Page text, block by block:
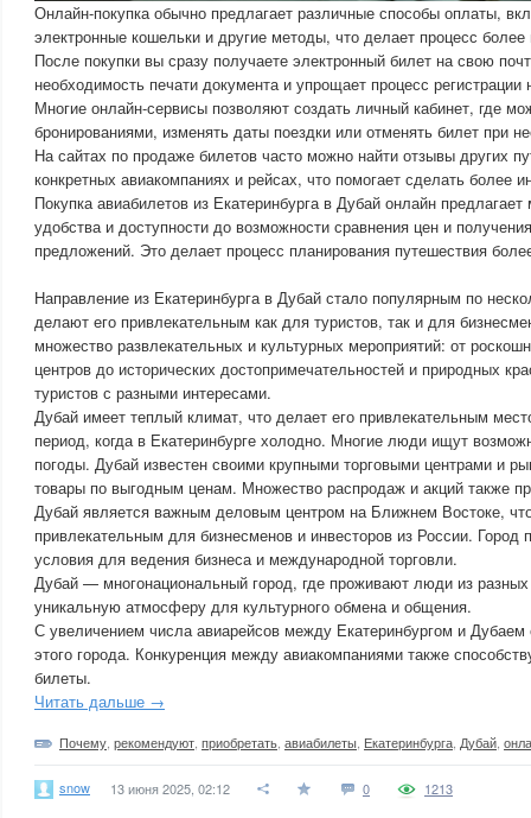
Онлайн-покупка обычно предлагает различные способы оплаты,
электронные кошельки и другие методы, что делает процесс более
После покупки вы сразу получаете электронный билет на свою
необходимость печати документа и упрощает процесс регистрации
Многие онлайн-сервисы позволяют создать личный кабинет, где
бронированиями, изменять даты поездки или отменять билет при
На сайтах по продаже билетов часто можно найти отзывы других
конкретных авиакомпаниях и рейсах, что помогает сделать более
Покупка авиабилетов из Екатеринбурга в Дубай онлайн
удобства и доступности до возможности сравнения цен и
предложений. Это делает процесс планирования путешествия
Направление из Екатеринбурга в Дубай стало популярным по
делают его привлекательным как для туристов, так и для
множество развлекательных и культурных мероприятий: от
центров до исторических достопримечательностей и природных
туристов с разными интересами.
Дубай имеет теплый климат, что делает его привлекательным
период, когда в Екатеринбурге холодно. Многие люди ищут
погоды. Дубай известен своими крупными торговыми центрами и
товары по выгодным ценам. Множество распродаж и акций также
Дубай является важным деловым центром на Ближнем Востоке,
привлекательным для бизнесменов и инвесторов из России. Город
условия для ведения бизнеса и международной торговли.
Дубай — многонациональный город, где проживают люди из разных
уникальную атмосферу для культурного обмена и общения.
С увеличением числа авиарейсов между Екатеринбургом и
этого города. Конкуренция между авиакомпаниями также
билеты.
Читать дальше →
Почему рекомендуют приобретать авиабилеты Екатеринбурга Дубай
snow 13 июня 2025, 02:12 0 1213